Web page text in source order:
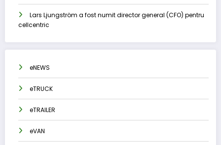
Lars Ljungström a fost numit director general (CFO) pentru
cellcentric
eNEWS
eTRUCK
eTRAILER
eVAN